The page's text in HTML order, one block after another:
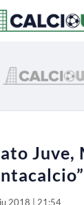
Juve,
2018 | 21:54